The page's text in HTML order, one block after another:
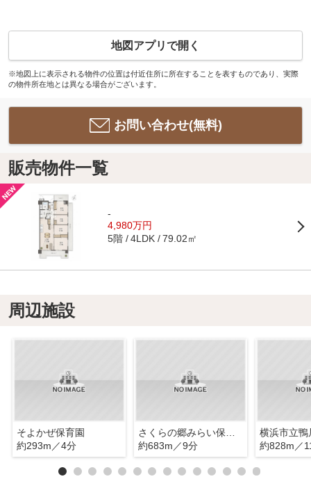
地図アプリで開く
※地図上に表示される物件の位置は付近住所に所在することを表すものであり、実際
の物件所在地とは異なる場合がございます。
お問い合わせ(無料)
販売物件一覧
-
4,980万円
5階 4LDK 79.02㎡
周辺施設
そよかぜ保育園
約293m／4分
約683m／9分
横浜市立鴨
約828m／